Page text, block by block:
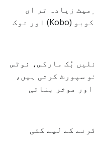
زیادہ تر ای
ریڈرز، جیسے کہ کنڈل (Kindle)، کوبو (Kobo) اور نوک
بُک مارکس، نوٹس
سپورٹ کرتی ہیں،
موثر بناتی
کے لیے کئی